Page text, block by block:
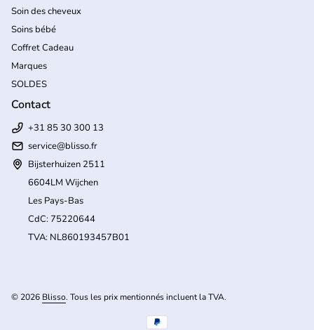
Soin des cheveux
Soins bébé
Coffret Cadeau
Marques
SOLDES
Contact
+31 85 30 300 13
service@blisso.fr
Bijsterhuizen 2511
6604LM Wijchen
Les Pays-Bas
CdC: 75220644
TVA: NL860193457B01
© 2026 Blisso. Tous les prix mentionnés incluent la TVA.
Modes de paiement